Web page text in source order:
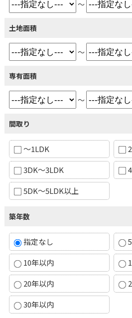
～
土地面積
～
専有面積
～
間取り
～1LDK
3DK～3LDK
5DK～5LDK以上
築年数
指定なし
10年以内
20年以内
30年以内